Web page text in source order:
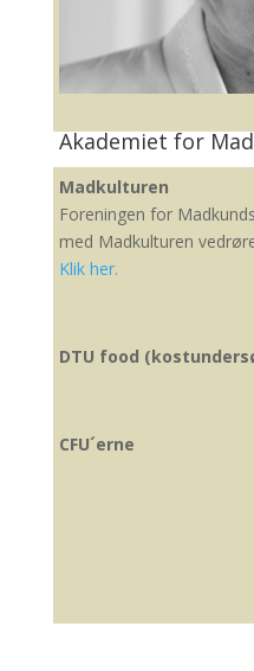
Akademiet for
Professor Karen Wistoft
kawi@edu.au.dk
Madkulturen
Foreningen for
med Madkulturen
Klik her.
DTU food
CFU´erne